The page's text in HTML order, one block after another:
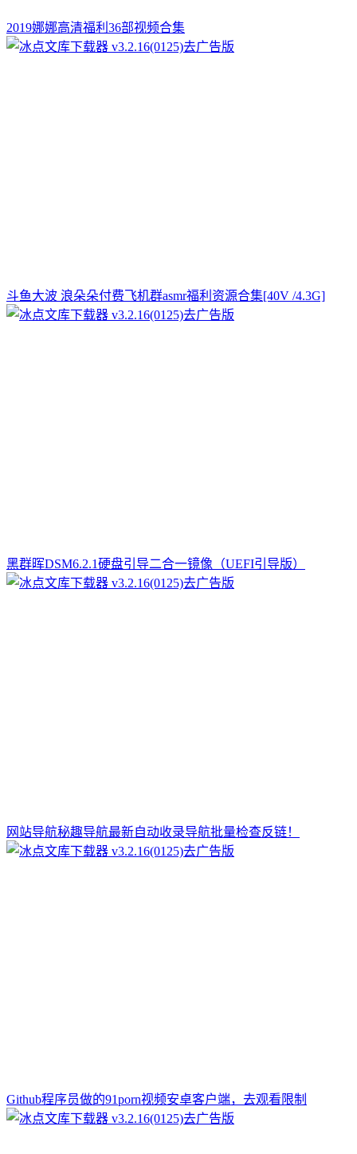
2019娜娜高清福利36部视频合集
斗鱼大波 浪朵朵付费飞机群asmr福利资源合集[40V /4.3G]
黑群晖DSM6.2.1硬盘引导二合一镜像（UEFI引导版）
网站导航秘趣导航最新自动收录导航批量检查反链！
Github程序员做的91porn视频安卓客户端，去观看限制